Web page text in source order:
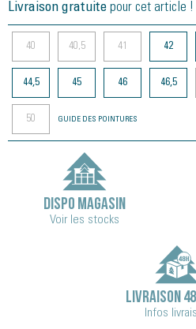
Livraison gratuite pour cet article !
40 40,5 41 42
44,5 45 46 46,5
50 GUIDE DES POINTURES
DISPO MAGASIN
Voir les stocks
LIVRAISON
Infos